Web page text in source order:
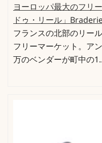
ヨーロッパ最大のフリ
ドゥ・リール」
フランスの北部のリー
フリーマーケット。ア
万のベンダーが町中の